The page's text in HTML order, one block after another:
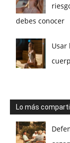
debes conocer
Usar
Lo más